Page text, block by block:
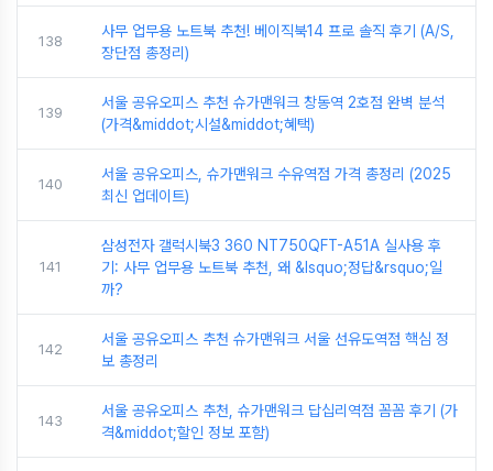
138
사무 업무용 노트북 추천! 베이직북14 프로 솔직 후기 (A/S,
장단점 총정리)
139
서울 공유오피스 추천 슈가맨워크 창동역 2호점 완벽 분석
(가격&middot;시설&middot;혜택)
140
서울 공유오피스, 슈가맨워크 수유역점 가격 총정리 (2025
최신 업데이트)
141
삼성전자 갤럭시북3 360 NT750QFT-A51A 실사용 후
기: 사무 업무용 노트북 추천, 왜 &lsquo;정답&rsquo;일
까?
142
서울 공유오피스 추천 슈가맨워크 서울 선유도역점 핵심 정
보 총정리
143
서울 공유오피스 추천, 슈가맨워크 답십리역점 꼼꼼 후기 (가
격&middot;할인 정보 포함)